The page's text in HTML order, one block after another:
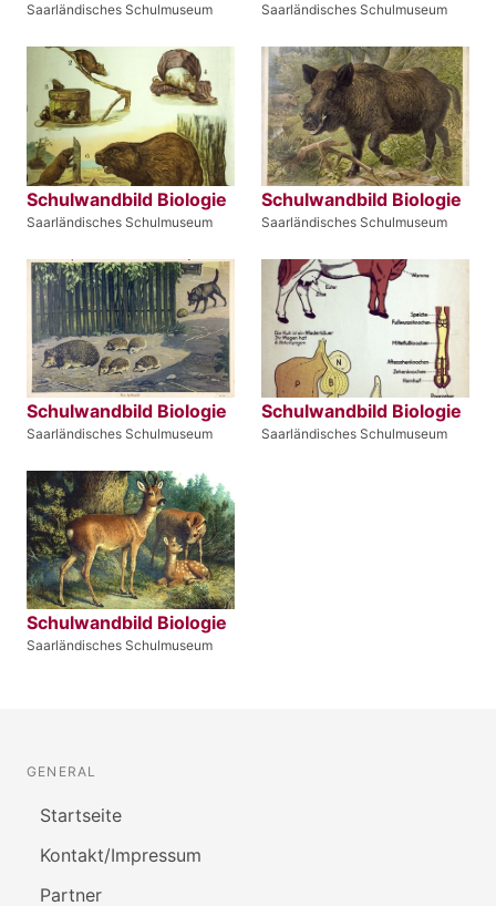
Saarländisches Schulmuseum Saarländisches Schulmuseum
Schulwandbild Biologie
Saarländisches Schulmuseum
Schulwandbild Biologie
Saarländisches Schulmuseum
Schulwandbild Biologie
Saarländisches Schulmuseum
Schulwandbild Biologie
Saarländisches Schulmuseum
Schulwandbild Biologie
Saarländisches Schulmuseum
GENERAL
Startseite
Kontakt/Impressum
Partner